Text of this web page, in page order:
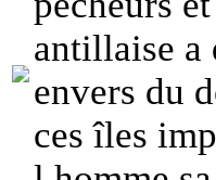
antillaise a
envers du
ces îles